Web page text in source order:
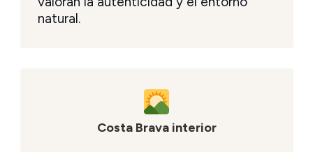
natural.
Costa Brava interior